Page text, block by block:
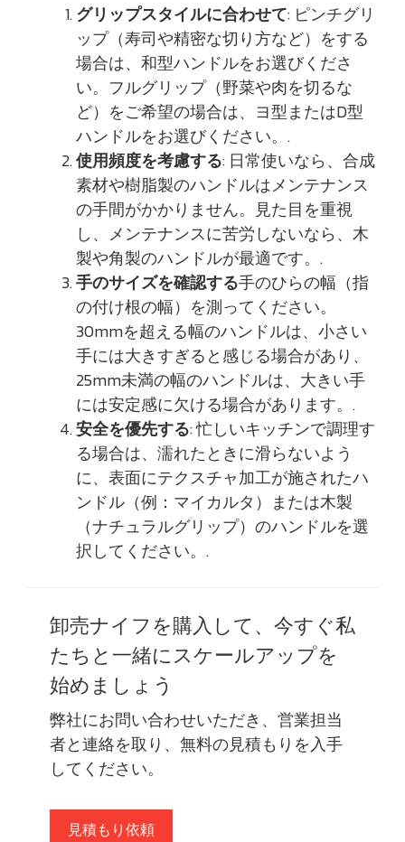
グリップスタイルに合わせて: ピンチグリ
ップ（寿司や精密な切り方など）をする
場合は、和型ハンドルをお選びくださ
い。フルグリップ（野菜や肉を切るな
ど）をご希望の場合は、ヨ型またはD型
ハンドルをお選びください。.
使用頻度を考慮する: 日常使いなら、合成
素材や樹脂製のハンドルはメンテナンス
の手間がかかりません。見た目を重視
し、メンテナンスに苦労しないなら、木
製や角製のハンドルが最適です。.
手のサイズを確認する手のひらの幅（指
の付け根の幅）を測ってください。
30mmを超える幅のハンドルは、小さい
手には大きすぎると感じる場合があり、
25mm未満の幅のハンドルは、大きい手
には安定感に欠ける場合があります。.
安全を優先する: 忙しいキッチンで調理す
る場合は、濡れたときに滑らないよう
に、表面にテクスチャ加工が施されたハ
ンドル（例：マイカルタ）または木製
（ナチュラルグリップ）のハンドルを選
択してください。.
卸売ナイフを購入して、今すぐ私
たちと一緒にスケールアップを
始めましょう
弊社にお問い合わせいただき、営業担当
者と連絡を取り、無料の見積もりを入手
してください。
見積もり依頼